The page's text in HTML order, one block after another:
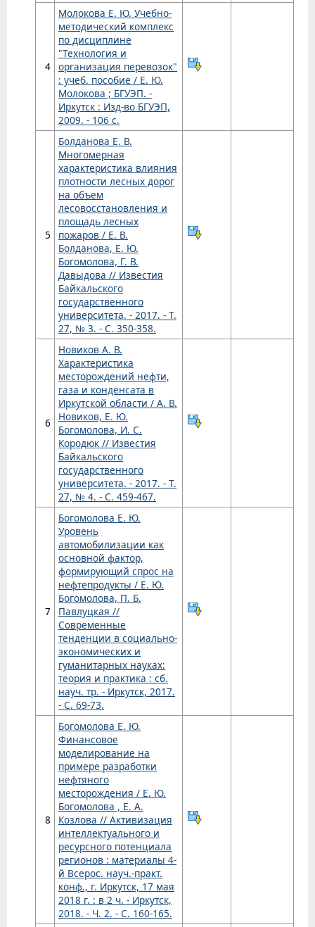
4
Молокова Е. Ю. Учебно-
методический комплекс
по дисциплине
"Технология и
организация перевозок"
: учеб. пособие / Е. Ю.
Молокова ; БГУЭП. -
Иркутск : Изд-во БГУЭП,
2009. - 106 с.
5
Болданова Е. В.
Многомерная
характеристика влияния
плотности лесных дорог
на объем
лесовосстановления и
площадь лесных
пожаров / Е. В.
Болданова, Е. Ю.
Богомолова, Г. В.
Давыдова // Известия
Байкальского
государственного
университета. - 2017. - Т.
27, № 3. - С. 350-358.
6
Новиков А. В.
Характеристика
месторождений нефти,
газа и конденсата в
Иркутской области / А. В.
Новиков, Е. Ю.
Богомолова, И. С.
Кородюк // Известия
Байкальского
государственного
университета. - 2017. - Т.
27, № 4. - С. 459-467.
7
Богомолова Е. Ю.
Уровень
автомобилизации как
основной фактор,
формирующий спрос на
нефтепродукты / Е. Ю.
Богомолова, П. Б.
Павлуцкая //
Современные
тенденции в социально-
экономических и
гуманитарных науках:
теория и практика : сб.
науч. тр. - Иркутск, 2017.
- С. 69-73.
8
Богомолова Е. Ю.
Финансовое
моделирование на
примере разработки
нефтяного
месторождения / Е. Ю.
Богомолова , Е. А.
Козлова // Активизация
интеллектуального и
ресурсного потенциала
регионов : материалы 4-
й Всерос. науч.-практ.
конф., г. Иркутск, 17 мая
2018 г. : в 2 ч. - Иркутск,
2018. - Ч. 2. - С. 160-165.